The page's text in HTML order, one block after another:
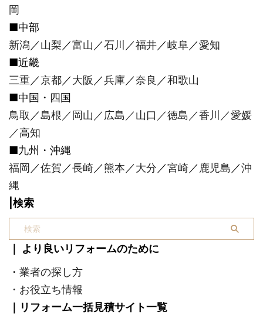
岡
■中部
新潟／山梨／富山 ／石川 ／福井／岐阜／愛知
■近畿
三重／京都／大阪 ／兵庫／奈良 ／和歌山
■中国・四国
鳥取 ／島根／ 岡山 ／広島 ／山口 ／徳島 ／香川 ／愛媛
／高知
■九州・沖縄
福岡 ／佐賀／長崎／熊本／大分／宮崎／ 鹿児島 ／沖
縄
|検索
｜ より良いリフォームのために
・ 業者の探し方
・ お役立ち情報
｜リフォーム一括見積サイト一覧